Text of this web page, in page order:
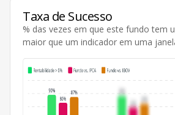
Taxa de Sucesso
% das vezes em que este fundo tem
maior que um indicador em uma